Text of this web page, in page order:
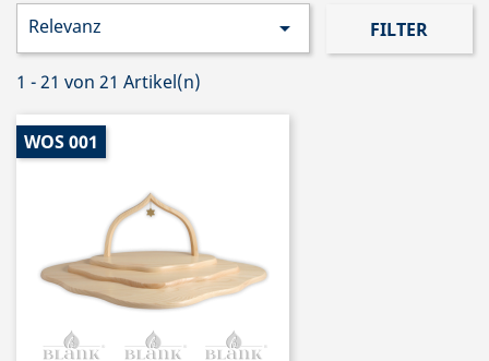
Relevanz  FILTER
1 - 21 von 21 Artikel(n)
WOS 001